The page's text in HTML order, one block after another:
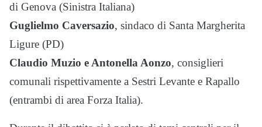
di Genova (Sinistra Italiana)
Guglielmo Caversazio, sindaco di Santa Margherita
Ligure (PD)
Claudio Muzio e Antonella Aonzo, consiglieri
comunali rispettivamente a Sestri Levante e Rapallo
(entrambi di area Forza Italia).